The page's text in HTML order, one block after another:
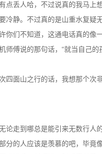
点丢人哈，不过说真的我马上
冷静。不过真的是山重水复疑
你们不知道，这通电话真的像
师傅说的那句话，“就当自己的
四面山之行的话，我想那个次
论走到哪总是能引来无数行人
分的人应该是羡慕的吧，毕竟